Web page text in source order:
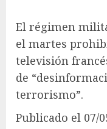
El régimen
el martes
televisión
de
terrorismo”.
Publicado el 07/